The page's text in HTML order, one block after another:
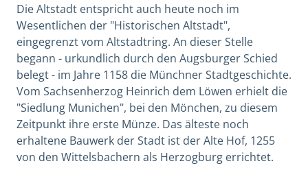
Die Altstadt entspricht auch heute noch im
Wesentlichen der "Historischen Altstadt",
eingegrenzt vom Altstadtring. An dieser Stelle
begann - urkundlich durch den Augsburger Schied
belegt - im Jahre 1158 die Münchner Stadtgeschichte.
Vom Sachsenherzog Heinrich dem Löwen erhielt die
"Siedlung Munichen", bei den Mönchen, zu diesem
Zeitpunkt ihre erste Münze. Das älteste noch
erhaltene Bauwerk der Stadt ist der Alte Hof, 1255
von den Wittelsbachern als Herzogburg errichtet.